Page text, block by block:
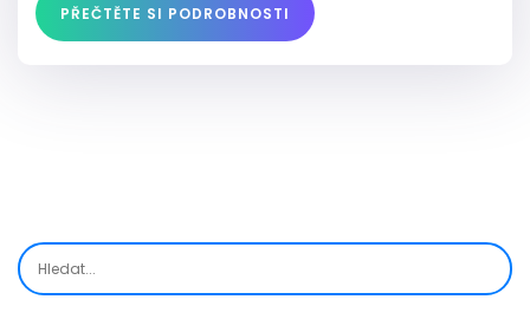
PŘEČTĚTE SI PODROBNOSTI